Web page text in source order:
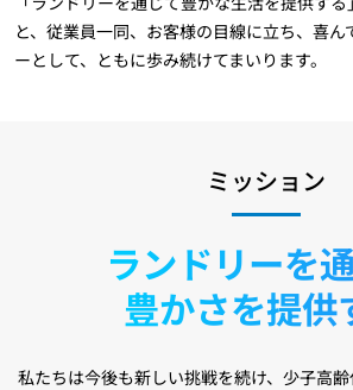
と、従業員一同、お客様の目線に立ち、喜
ーとして、ともに歩み続けてまいります。
ミッション
ランドリーを
豊かさを提供
私たちは今後も新しい挑戦を続け、少子高